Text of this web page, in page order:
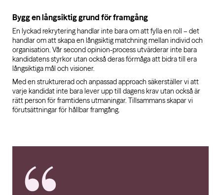
Bygg en långsiktig grund för framgång
En lyckad rekrytering handlar inte bara om att fylla en roll – det
handlar om att skapa en långsiktig matchning mellan individ och
organisation. Vår second opinion-process utvärderar inte bara
kandidatens styrkor utan också deras förmåga att bidra till era
långsiktiga mål och visioner.
Med en strukturerad och anpassad approach säkerställer vi att
varje kandidat inte bara lever upp till dagens krav utan också är
rätt person för framtidens utmaningar. Tillsammans skapar vi
förutsättningar för hållbar framgång.